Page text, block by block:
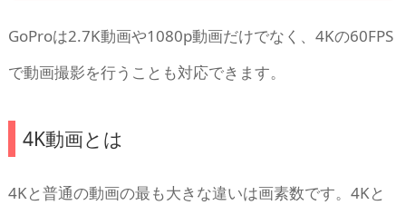
GoProは2.7K動画や1080p動画だけでなく、4Kの60FPS
で動画撮影を行うことも対応できます。
4K動画とは
4Kと普通の動画の最も大きな違いは画素数です。4Kと